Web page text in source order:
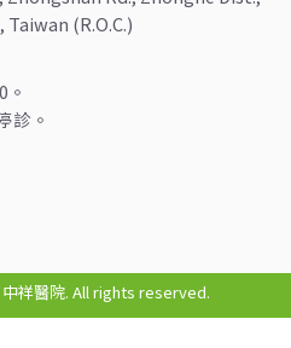
(R.O.C.)
診。
祥醫院. All rights reserved.